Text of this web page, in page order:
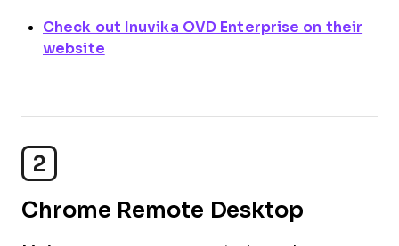
Check out Inuvika OVD Enterprise on their
website
2
Chrome Remote Desktop